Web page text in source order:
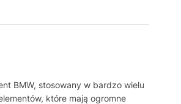
BMW, stosowany w bardzo wielu
które mają ogromne